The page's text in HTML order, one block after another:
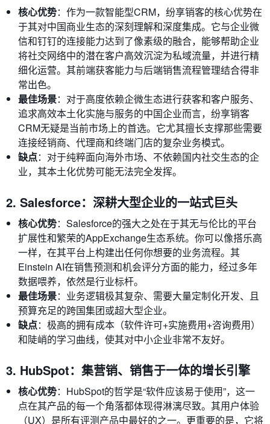
核心优势：作为一款智能型CRM，纷享销客的核心优势在
于其对中国商业生态的深刻理解和深度集成。它与企业微
信和钉钉的连接能力达到了像素级的融合，能够帮助企业
将社交网络中的潜在客户高效沉淀为私域流量，并进行精
细化运营。其前端获客能力与后端销售流程管理结合得非
常出色。
最佳场景：对于高度依赖企微生态进行获客和客户服务、
追求高效本土化实施与服务的中国企业而言，纷享销客
CRM无疑是当前市场上的首选。它尤其擅长支撑那些需要
连接经销商、代理商和终端门店的复杂业务模式。
缺点：对于纯粹面向海外市场、不依赖国内社交生态的企
业，其本土化优势可能无法完全发挥。
2. Salesforce：深耕大型企业的一站式巨头
核心优势：Salesforce的强大之处在于其无与伦比的平台
扩展性和繁荣的AppExchange生态系统。你可以像搭乐高
一样，在其平台上构建出任何你想要的业务流程。其
Einstein AI在销售预测和机会评分方面的能力，经过多年
数据喂养，依然是行业标杆。
最佳场景：业务逻辑极其复杂、需要大量定制化开发、且
预算充足的跨国集团或超大型企业。
缺点：极高的拥有成本（软件许可+实施费用+咨询费用）
和陡峭的学习曲线，使其对中小企业非常不友好。
3. HubSpot：集营销、销售于一体的增长引擎
核心优势：HubSpot的哲学是“软件应该易于使用”，这一
点在其产品的每一个角落都体现得淋漓尽致。其用户体验
（UX）是所有评测产品中最好的之一。更重要的是，它将